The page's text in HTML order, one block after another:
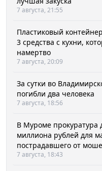
7 августа, 21:55
Пластиковый
3 средства с кухни,
намертво
7 августа, 20:09
За сутки во
погибли два человека
7 августа, 18:56
В Муроме прокуратура
миллиона рублей для
пострадавшего от
7 августа, 18:43